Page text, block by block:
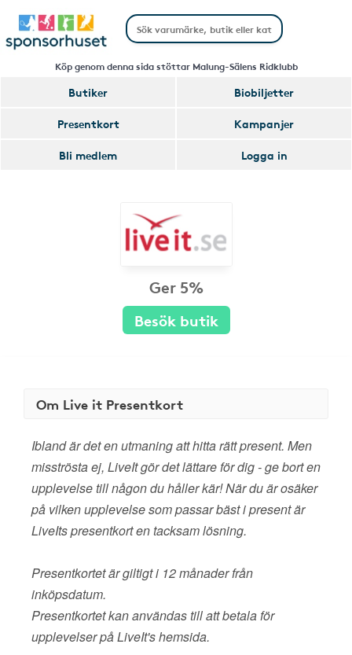
Köp genom denna sida stöttar Malung-Sälens Ridklubb
Butiker
Biobiljetter
Presentkort
Kampanjer
Bli medlem
Logga in
Ger 5%
Besök butik
Om Live it Presentkort
Ibland är det en utmaning att hitta rätt present. Men
misströsta ej, LiveIt gör det lättare för dig - ge bort en
upplevelse till någon du håller kär! När du är osäker
på vilken upplevelse som passar bäst i present är
LiveIts presentkort en tacksam lösning.
Presentkortet är giltigt i 12 månader från
inköpsdatum.
Presentkortet kan användas till att betala för
upplevelser på LiveIt's hemsida.